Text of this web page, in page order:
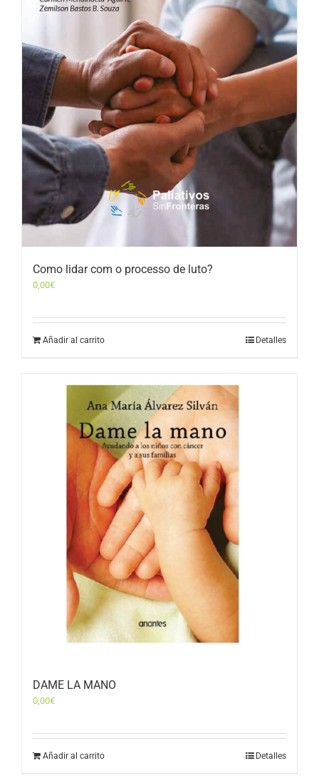
Como lidar com o processo de luto?
0,00€
Añadir al carrito Detalles
DAME LA MANO
0,00€
Añadir al carrito Detalles